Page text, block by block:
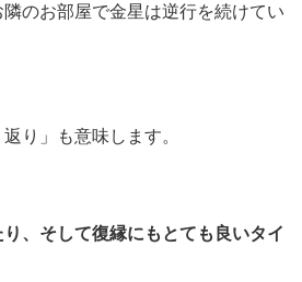
のお部屋で金星は逆行を続けてい
り」も意味します。
、そして復縁にもとても良いタイ